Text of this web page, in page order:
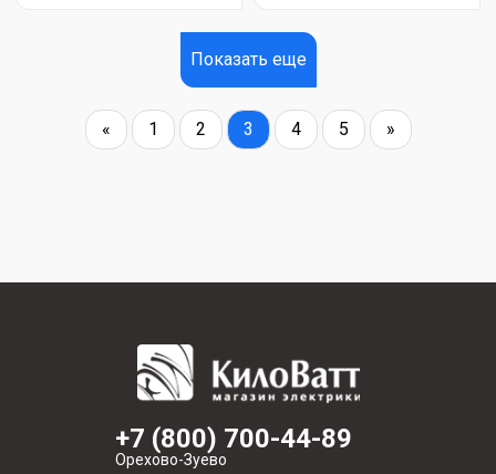
Показать еще
« 1 2 3 4 5 »
+7 (800) 700-44-89
Орехово-Зуево